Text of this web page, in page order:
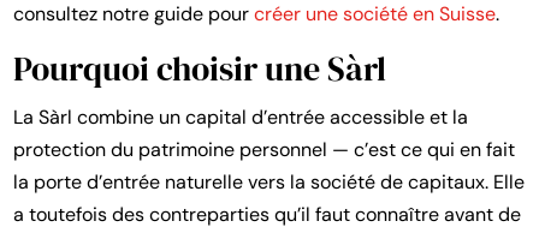
consultez notre guide pourcréer une société en Suisse.
Pourquoi choisir une Sàrl
La Sàrl combine un capital d’entrée accessible et la
protection du patrimoine personnel — c’est ce qui en fait
la porte d’entrée naturelle vers la société de capitaux. Elle
a toutefois des contreparties qu’il faut connaître avant de